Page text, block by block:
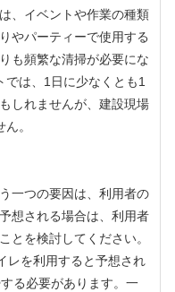
、イベントや作業の種類
やパーティーで使用する
も頻繁な清掃が必要にな
では、1日に少なくとも1
しれませんが、建設現場
。
一つの要因は、利用者の
想される場合は、利用者
とを検討してください。
レを利用すると予想され
る必要があります。一